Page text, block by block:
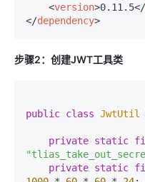
<version>0.11.5</
</dependency>
步骤2：创建JWT工具类
public class JwtUtil
private static
private static